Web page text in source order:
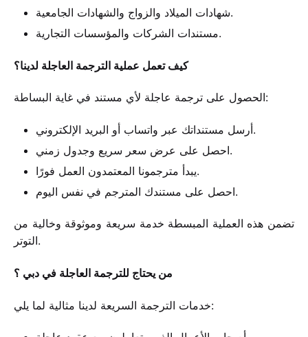
شهادات الميلاد والزواج والشهادات الجامعية.
مستندات الشركات والمؤسسات التجارية.
كيف تعمل عملية الترجمة العاجلة لدينا؟
الحصول على ترجمة عاجلة لأي مستند في غاية البساطة:
أرسل مستنداتك عبر واتساب أو البريد الإلكتروني.
احصل على عرض سعر سريع وجدول زمني.
يبدأ مترجمونا المعتمدون العمل فورًا.
احصل على مستندك المترجم في نفس اليوم.
تضمن هذه العملية المبسطة خدمة سريعة وموثوقة وخالية من
التوتر.
من يحتاج للترجمة العاجلة في دبي ؟
خدمات الترجمة السريعة لدينا مثالية لما يلي: